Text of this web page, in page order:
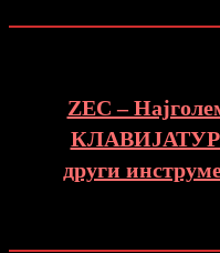
ZEC –
други